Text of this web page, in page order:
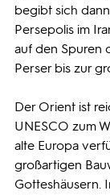
begibt sich
Persepolis im
auf den Spuren
Perser bis zur
Der Orient ist
UNESCO zum
alte Europa
großartigen
Gotteshäusern.